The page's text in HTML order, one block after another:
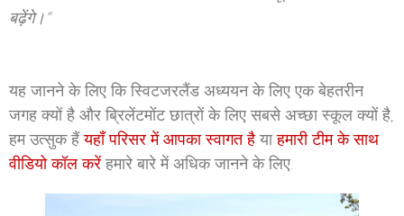
बढ़ेंगे।”
यह जानने के लिए कि स्विटजरलैंड अध्ययन के लिए एक बेहतरीन
जगह क्यों है और ब्रिलेंटमोंट छात्रों के लिए सबसे अच्छा स्कूल क्यों है,
हम उत्सुक हैंयहाँ परिसर में आपका स्वागत है याहमारी टीम के साथ
वीडियो कॉल करें हमारे बारे में अधिक जानने के लिए.